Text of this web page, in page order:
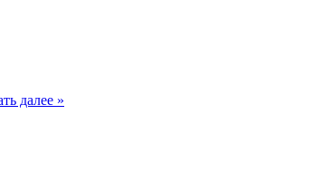
далее »